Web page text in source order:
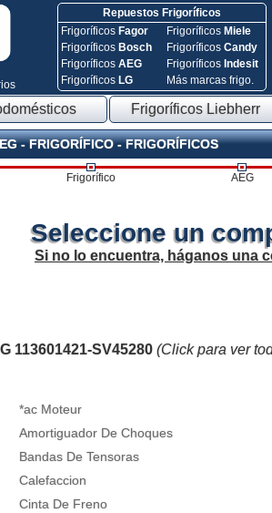
Repuestos Frigoríficos
Frigoríficos Fagor
Frigoríficos Bosch
FrigoríficosAEG
Frigoríficos LG
Frigoríficos Miele
FrigoríficosCandy
Frigoríficos Indesit
Más marcas frigo.
Frigoríficos Liebherr
- FRIGORÍFICO - FRIGORÍFICOS
Frigorífico AEG
Seleccione un
Si no lo encuentra, háganos una
113601421-SV45280 (Click para ver
*ac Moteur
Amortiguador De Choques
Bandas De Tensoras
Calefaccion
Cinta De Freno